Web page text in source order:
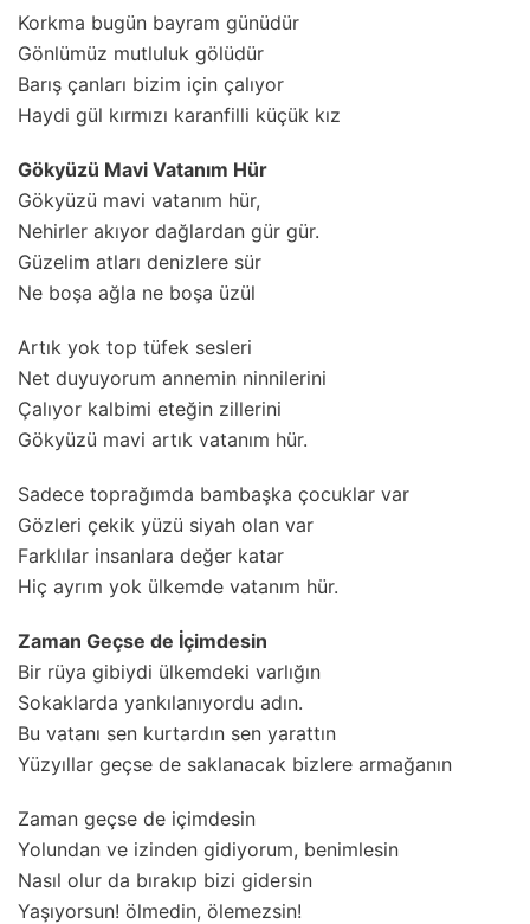
Korkma bugün bayram günüdür
Gönlümüz mutluluk gölüdür
Barış çanları bizim için çalıyor
Haydi gül kırmızı karanfilli küçük kız
Gökyüzü Mavi Vatanım Hür
Gökyüzü mavi vatanım hür,
Nehirler akıyor dağlardan gür gür.
Güzelim atları denizlere sür
Ne boşa ağla ne boşa üzül
Artık yok top tüfek sesleri
Net duyuyorum annemin ninnilerini
Çalıyor kalbimi eteğin zillerini
Gökyüzü mavi artık vatanım hür.
Sadece toprağımda bambaşka çocuklar var
Gözleri çekik yüzü siyah olan var
Farklılar insanlara değer katar
Hiç ayrım yok ülkemde vatanım hür.
Zaman Geçse de İçimdesin
Bir rüya gibiydi ülkemdeki varlığın
Sokaklarda yankılanıyordu adın.
Bu vatanı sen kurtardın sen yarattın
Yüzyıllar geçse de saklanacak bizlere armağanın
Zaman geçse de içimdesin
Yolundan ve izinden gidiyorum, benimlesin
Nasıl olur da bırakıp bizi gidersin
Yaşıyorsun! ölmedin, ölemezsin!